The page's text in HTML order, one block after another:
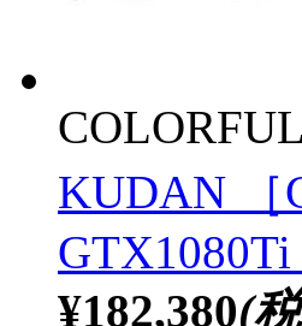
COLORFUL
KUDAN ［
¥182,380(